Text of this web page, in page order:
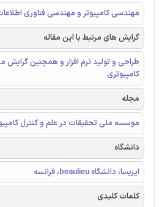
مهندسی کامپیوتر و مهندسی فناوری
گرایش های مرتبط با این مقاله
طراحی و تولید نرم افزار و همچنین
کامپیوتری
مجله
موسسه ملی تحقیقات در علم و کنترل
دانشگاه
ایریسا، دانشگاه beaulieu، فرانسه
کلمات کلیدی